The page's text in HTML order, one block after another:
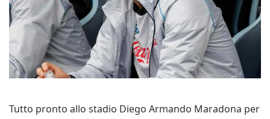
Tutto pronto allo stadio Diego Armando Maradona per